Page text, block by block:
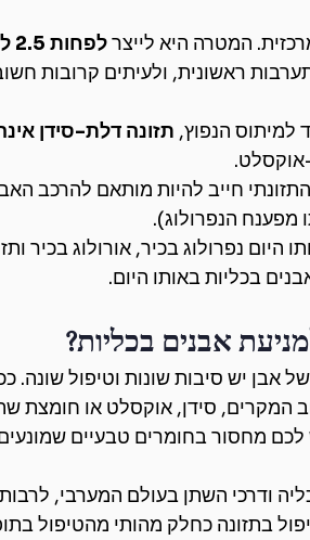
המטרה היא לייצר לפחות 2.5 ליטר שתן
ראשונית, ולעיתים קרובות
למיתוס הנפוץ, תזונה דלת-סידן
אוקסלט.
חייב להיות מותאם להרכב
מפענח הנפרולוג).
נפרולוג בכיר, אורולוג בכיר
בכליות באותו היום.
אבנים בכליות?
אבן יש סיבות שונות וטיפול שונה.
המקרים, סידן, אוקסלט או חומצת
לכם מחסור בחומרים טבעיים
ודרכי השתן בעולם המערבי,
בתזונה כחלק מהותי מהטיפול